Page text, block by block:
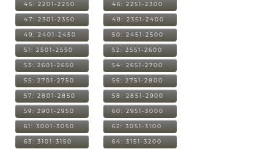
45: 2201-2250 46: 2251-2300
47: 2301-2350 48: 2351-2400
49: 2401-2450 50: 2451-2500
51: 2501-2550 52: 2551-2600
53: 2601-2650 54: 2651-2700
55: 2701-2750 56: 2751-2800
57: 2801-2850 58: 2851-2900
59: 2901-2950 60: 2951-3000
61: 3001-3050 62: 3051-3100
63: 3101-3150 64: 3151-3200